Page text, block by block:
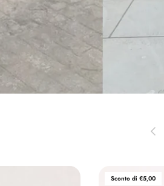
Indietro
Sconto di €5,00